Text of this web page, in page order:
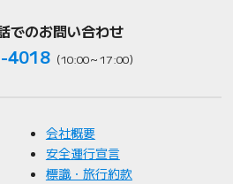
でのお問い合わせ
4018 （10:00～17:00）
会社概要
安全運行宣言
標識・旅行約款